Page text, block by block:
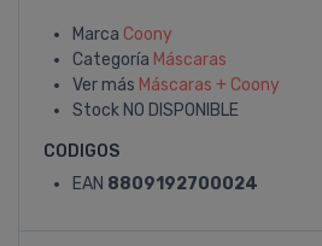
Marca Coony
Categoría Máscaras
Ver más Máscaras + Coony
Stock NO DISPONIBLE
CODIGOS
EAN 8809192700024